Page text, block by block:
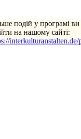
подій у програмі
на нашому сайті:
interkulturanstalten.de/